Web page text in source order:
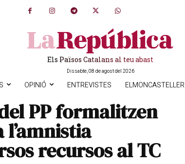
Els Països Catalans al teu abast
Dissabte, 08 de agost del 2026
OPINIÓ ENTREVISTES ELMONCASTELLER
PP formalitzen
l’amnistia
recursos al TC